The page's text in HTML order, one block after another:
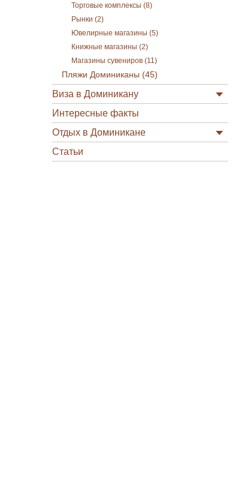
Торговые комплексы (8)
Рынки (2)
Ювелирные магазины (5)
Книжные магазины (2)
Магазины сувениров (11)
Пляжи Доминиканы (45)
Виза в Доминикану
Интересные факты
Отдых в Доминикане
Статьи